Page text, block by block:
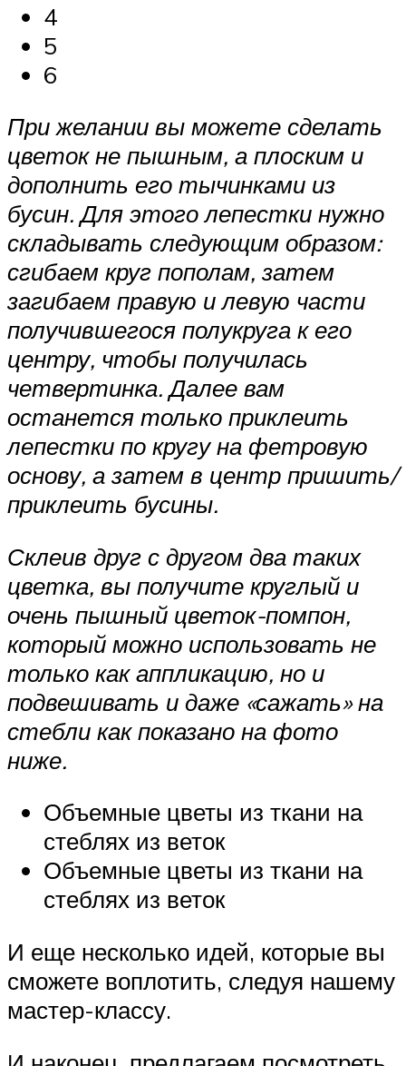
4
5
6
При желании вы можете сделать
цветок не пышным, а плоским и
дополнить его тычинками из
бусин. Для этого лепестки нужно
складывать следующим образом:
сгибаем круг пополам, затем
загибаем правую и левую части
получившегося полукруга к его
центру, чтобы получилась
четвертинка. Далее вам
останется только приклеить
лепестки по кругу на фетровую
основу, а затем в центр пришить/
приклеить бусины.
Склеив друг с другом два таких
цветка, вы получите круглый и
очень пышный цветок-помпон,
который можно использовать не
только как аппликацию, но и
подвешивать и даже «сажать» на
стебли как показано на фото
ниже.
Объемные цветы из ткани на
стеблях из веток
Объемные цветы из ткани на
стеблях из веток
И еще несколько идей, которые вы
сможете воплотить, следуя нашему
мастер-классу.